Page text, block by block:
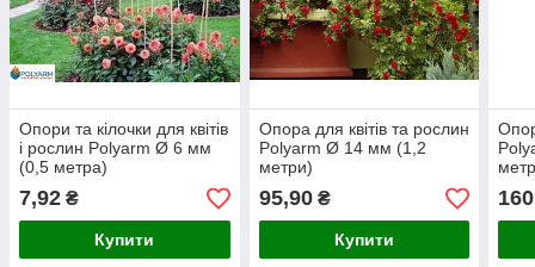
Опори та кілочки для квітів
і рослин Polyarm Ø 6 мм
(0,5 метра)
7,92 ₴
Купити
Опора для квітів та рослин
Polyarm Ø 14 мм (1,2
метри)
95,90₴
Купити
160